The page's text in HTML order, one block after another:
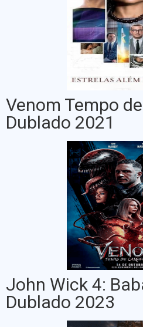
Venom Tempo
Dublado 2021
John Wick 4:
Dublado 2023